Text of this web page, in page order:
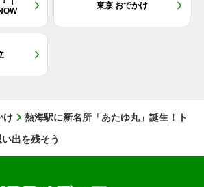
東京 おでかけ
け
熱海駅に新名所「あたゆ丸」誕生！ト
出を残そう